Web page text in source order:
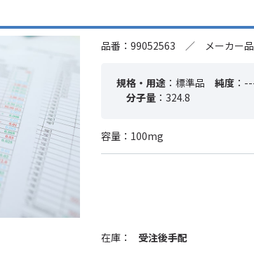
品番：99052563 ／ メーカー
規格・用途 ：標準品 純度 ：
分子量 ：324.8
容量：100mg
在庫： 受注後手配